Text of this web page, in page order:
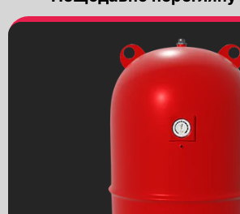
Вентилі (клапани запірні)
Зворотні клапани
Запобіжні клапани
Конденсатовідвідники
Пневмоприводи
Черв'ячні редуктори